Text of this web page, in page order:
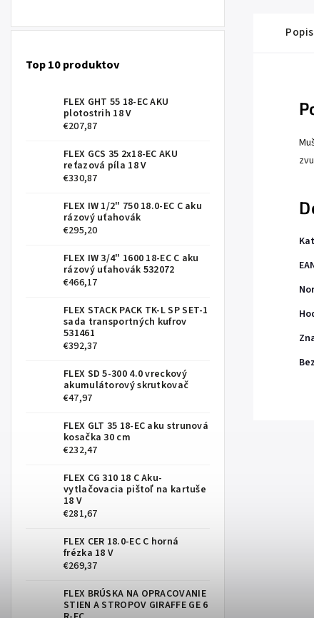
Top 10 produktov
FLEX GHT 55 18-EC AKU
plotostrih 18 V
€207,87
FLEX GCS 35 2x18-EC AKU
reťazová píla 18 V
€330,87
FLEX IW 1/2" 750 18.0-EC C aku
rázový uťahovák
€295,20
FLEX IW 3/4" 1600 18-EC C aku
rázový uťahovák 532072
€466,17
FLEX STACK PACK TK-L SP SET-1
sada transportných kufrov
531461
€392,37
FLEX SD 5-300 4.0 vreckový
akumulátorový skrutkovač
€47,97
FLEX GLT 35 18-EC aku strunová
kosačka 30 cm
€232,47
FLEX CG 310 18 C Aku-
vytlačovacia pištoľ na kartuše
18 V
€281,67
FLEX CER 18.0-EC C horná
frézka 18 V
€269,37
FLEX BRÚSKA NA OPRACOVANIE
STIEN A STROPOV GIRAFFE GE 6
Popis